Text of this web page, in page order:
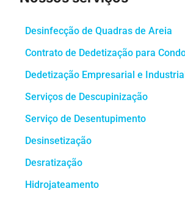
Desinfecção de Quadras de Areia
Contrato de Dedetização para
Dedetização Empresarial e
Serviços de Descupinização
Serviço de Desentupimento
Desinsetização
Desratização
Hidrojateamento